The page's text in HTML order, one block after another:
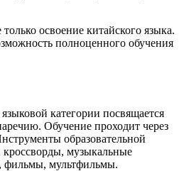
освоение китайского языка.
полноценного обучения
категории посвящается
Обучение проходит через
образовательной
музыкальные
фильмы, мультфильмы.